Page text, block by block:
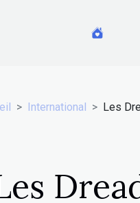
International Les